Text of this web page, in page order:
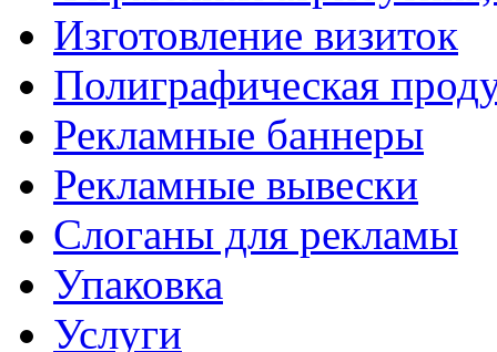
Изготовление визиток
Полиграфическая
Рекламные баннеры
Рекламные вывески
Слоганы для рекламы
Упаковка
Услуги